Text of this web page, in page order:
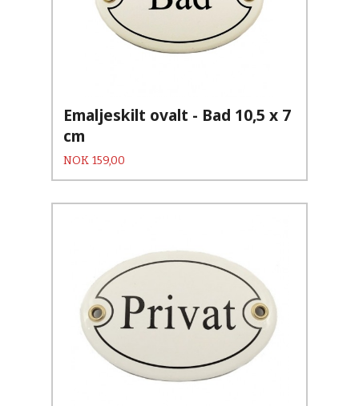
Emaljeskilt ovalt - Bad 10,5 x 7
cm
Pris
NOK 159,00